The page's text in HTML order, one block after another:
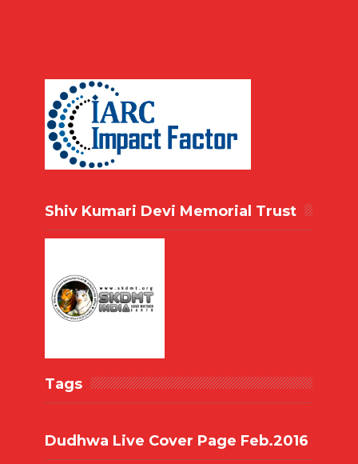
Shiv Kumari Devi Memorial Trust
Tags
Dudhwa Live Cover Page Feb.2016